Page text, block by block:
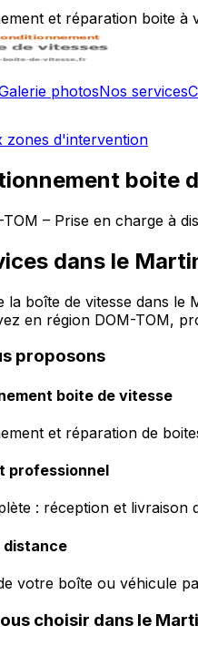
et réparation boite à
photosNos services
zones d'intervention
boite
TOM – Prise en charge à
dans le
la boîte de vitesse dans
en région DOM-TOM,
proposons
boite de vitesse
et réparation de
professionnel
: réception et livraison
distance
votre boîte ou véhicule
choisir dans le